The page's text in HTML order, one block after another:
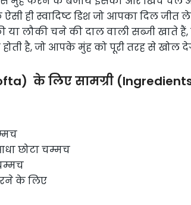
ही स्वादिष्ट डिश जो आपका दिल जीत
या लौकी चने की दाल वाली सब्जी
होती है, जो आपके मुंह को पूरी तरह से खोल
के लिए सामग्री
छोटा चम्मच
के लिए